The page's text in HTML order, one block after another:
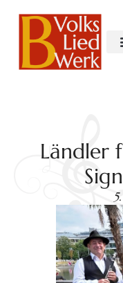
Ländler